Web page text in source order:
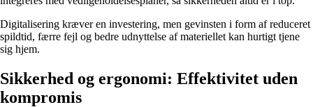
Digitalisering kræver en investering, men gevinsten i form af reduceret
spildtid, færre fejl og bedre udnyttelse af materiellet kan hurtigt tjene
sig hjem.
Sikkerhed og ergonomi: Effektivitet uden
kompromis